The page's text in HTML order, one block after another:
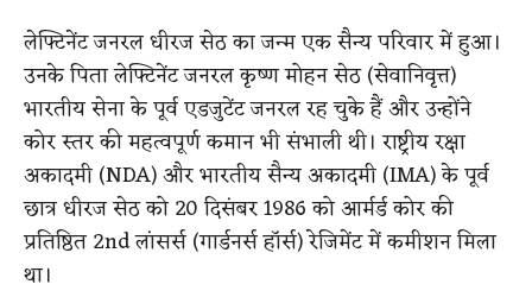
लेफ्टिनेंट जनरल धीरज सेठ का जन्म एक सैन्य परिवार में हुआ।
उनके पिता लेफ्टिनेंट जनरल कृष्ण मोहन सेठ (सेवानिवृत्त)
भारतीय सेना के पूर्व एडजुटेंट जनरल रह चुके हैं और उन्होंने
कोर स्तर की महत्वपूर्ण कमान भी संभाली थी। राष्ट्रीय रक्षा
अकादमी (NDA) और भारतीय सैन्य अकादमी (IMA) के पूर्व
छात्र धीरज सेठ को 20 दिसंबर 1986 को आर्मर्ड कोर की
प्रतिष्ठित 2nd लांसर्स (गार्डनर्स हॉर्स) रेजिमेंट में कमीशन मिला
था।